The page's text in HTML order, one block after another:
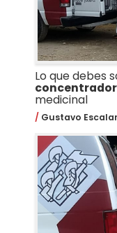
Lo que debes
medicinal
Gustavo